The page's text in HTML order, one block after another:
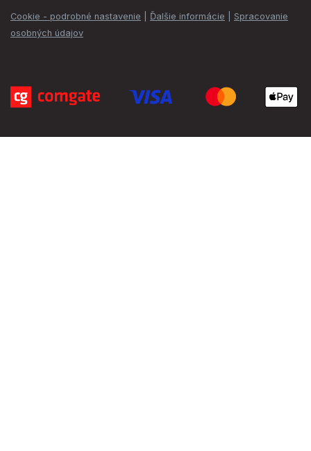
Cookie - podrobné nastavenie Ďalšie informácie
Spracovanie
osobných údajov